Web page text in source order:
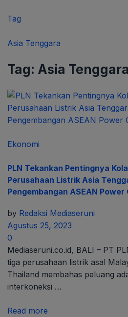
Tag
Asia Tenggara
Tag: Asia Tenggara
Ekonomi
PLN Tekankan Pentingnya
Perusahaan Listrik Asia
Pengembangan ASEAN Power
by Redaksi Mediaseruni
Agustus 25, 2023
0
Mediaseruni.co.id, BALI – PT
tiga perusahaan listrik asal
Thailand membahas peluang
interkoneksi …
Read more